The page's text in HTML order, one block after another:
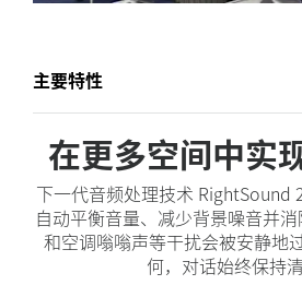
主要特性
在更多空间中实
下一代音频处理技术 RightSound
自动平衡音量、减少背景噪音并
和空调嗡嗡声等干扰会被安静地
何，对话始终保持